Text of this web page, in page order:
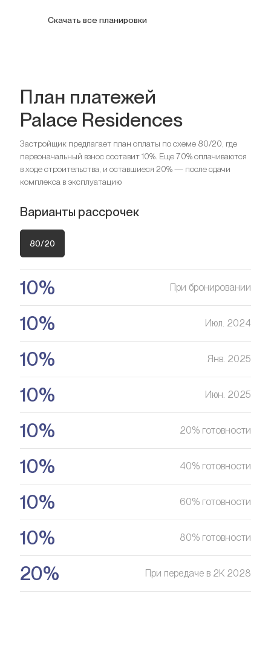
Ванные комнаты
Ищете выгодный вариант для
инвестиций?
Мы поможем вам приобрести актив, который растёт в
цене
Спальни
Ванные комнаты
3
Ищете выгодный вариант для
Мы поможем вам приобрести актив, который растёт в
цене
3 спальни Таунхаусы
Спальни
3
Ищете выгодный вариант для
инвестиций?
Мы поможем вам приобрести актив, который растёт в
цене
Скачать все планировки
План платежей
Palace Residences
Застройщик предлагает план оплаты по схеме 80/20, где
первоначальный взнос составит 10%. Еще 70% оплачиваются
в ходе строительства, и оставшиеся 20% — после сдачи
комплекса в эксплуатацию
Варианты рассрочек
80/20
10% При бронировании
10% Июл. 2024
10% Янв. 2025
10% Июн. 2025
10% 20% готовности
10% 40% готовности
10% 60% готовности
10% 80% готовности
20% При передаче в 2К 2028